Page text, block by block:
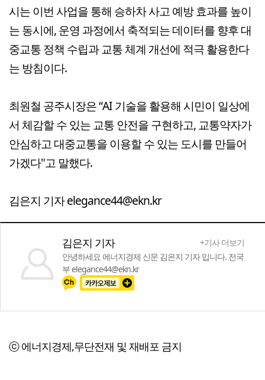
시는 이번 사업을 통해 승하차 사고 예방 효과를 높이
는 동시에, 운영 과정에서 축적되는 데이터를 향후 대
중교통 정책 수립과 교통 체계 개선에 적극 활용한다
는 방침이다.
최원철 공주시장은 “AI 기술을 활용해 시민이 일상에
서 체감할 수 있는 교통 안전을 구현하고, 교통약자가
안심하고 대중교통을 이용할 수 있는 도시를 만들어
가겠다"고 말했다.
김은지 기자 elegance44@ekn.kr
김은지 기자
+기사 더보기
안녕하세요 에너지경제 신문 김은지 기자 입니다. 전국
부 elegance44@ekn.kr
ⓒ 에너지경제,무단전재 및 재배포 금지